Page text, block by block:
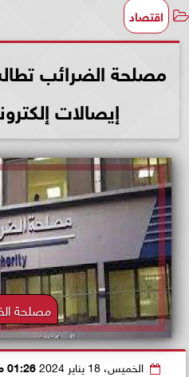
اقتصاد
مصلحة الضرائب
إيصالات
مصلحة
الخميس، 18 يناير 2024 01:26 مـ